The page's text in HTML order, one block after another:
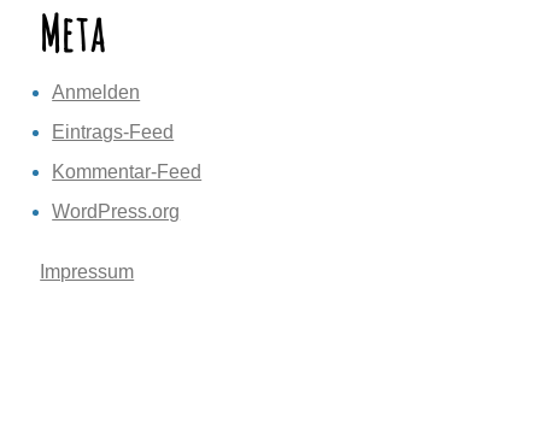
Meta
Anmelden
Eintrags-Feed
Kommentar-Feed
WordPress.org
Impressum